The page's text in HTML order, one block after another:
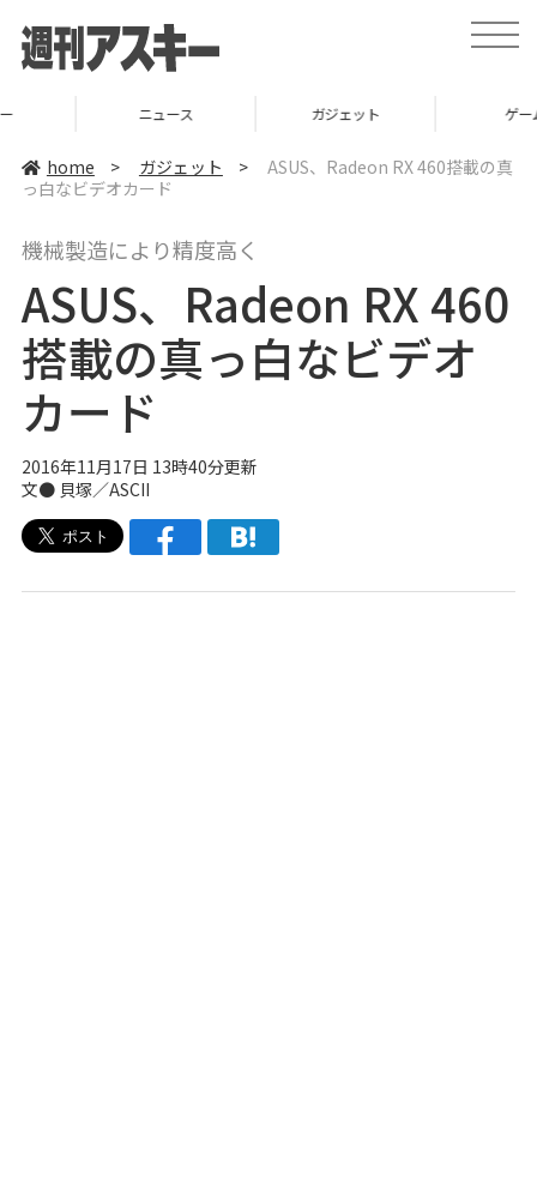
t
o
v
n
home > ガジェット >
ASUS、Radeon RX 460搭載の真
っ白なビデオカード
機械製造により精度高く
ASUS、Radeon RX 460
搭載の真っ白なビデオ
カード
2016年11月17日 13時40分更新
文● 貝塚／ASCII